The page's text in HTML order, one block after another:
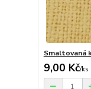
Smaltovaná
9,00 Kč/ks